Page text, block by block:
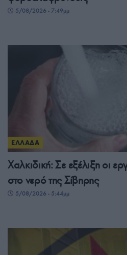
5/08/2026 - 7:49μμ
ΕΛΛΑΔΑ
Χαλκιδική: Σε εξέλιξη οι
στο νερό της Σίβηρης
5/08/2026 - 5:44μμ